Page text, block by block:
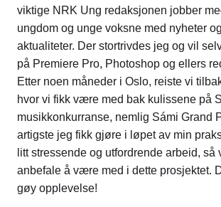
viktige NRK Ung redaksjonen jobber
ungdom og unge voksne med nyheter
aktualiteter. Der stortrivdes jeg og vil
på Premiere Pro, Photoshop og ellers
Etter noen måneder i Oslo, reiste vi
hvor vi fikk være med bak kulissene på
musikkonkurranse, nemlig Sámi Grand
artigste jeg fikk gjøre i løpet av min
litt stressende og utfordrende arbeid, så
anbefale å være med i dette prosjektet.
gøy opplevelse!